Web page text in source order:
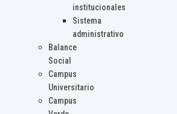
institucionales
Sistema
administrativo
Balance
Social
Campus
Universitario
Campus